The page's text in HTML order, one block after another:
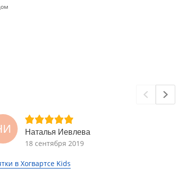
Наталья Иевлева
18 сентября 2019
в Хогвартсе Kids